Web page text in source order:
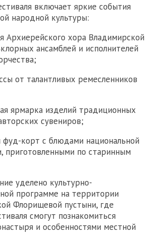
включает яркие события
народной культуры:
Архиерейского хора Владимирской
ансамблей и исполнителей
от талантливых ремесленников
ярмарка изделий традиционных
сувениров;
фуд-корт с блюдами национальной
приготовленными по старинным
уделено культурно-
программе на территории
Флорищевой пустыни, где
смогут познакомиться
и особенностями местной